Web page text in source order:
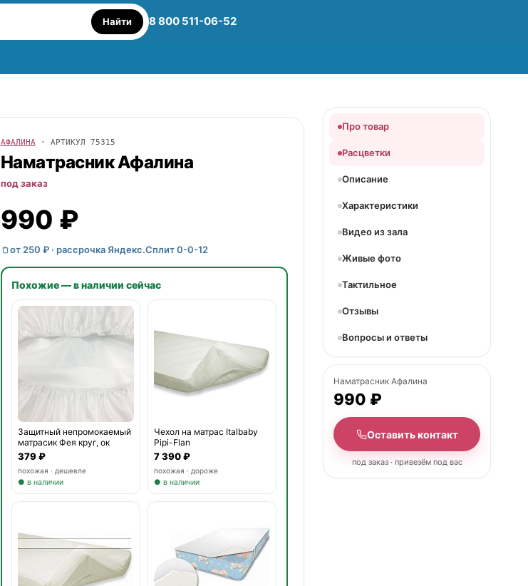
Найти 8 800 511-06-52
АФАЛИНА· АРТИКУЛ 75315
НаматрасникАфалина
под заказ
990 ₽
от 250 ₽ · рассрочка Яндекс.Сплит 0-0-12
Похожие — в наличии сейчас
Защитный непромокаемый
матрасик Фея круг, ок
379 ₽
похожая · дешевле
● в наличии
Чехол на матрас Italbaby
Pipi-Flan
7 390 ₽
похожая · дороже
● в наличии
Про товар
Расцветки
Описание
Характеристики
Видео из зала
Живые фото
Тактильное
Отзывы
Вопросы и ответы
Наматрасник Афалина
990 ₽
Оставить контакт
под заказ · привезём под вас